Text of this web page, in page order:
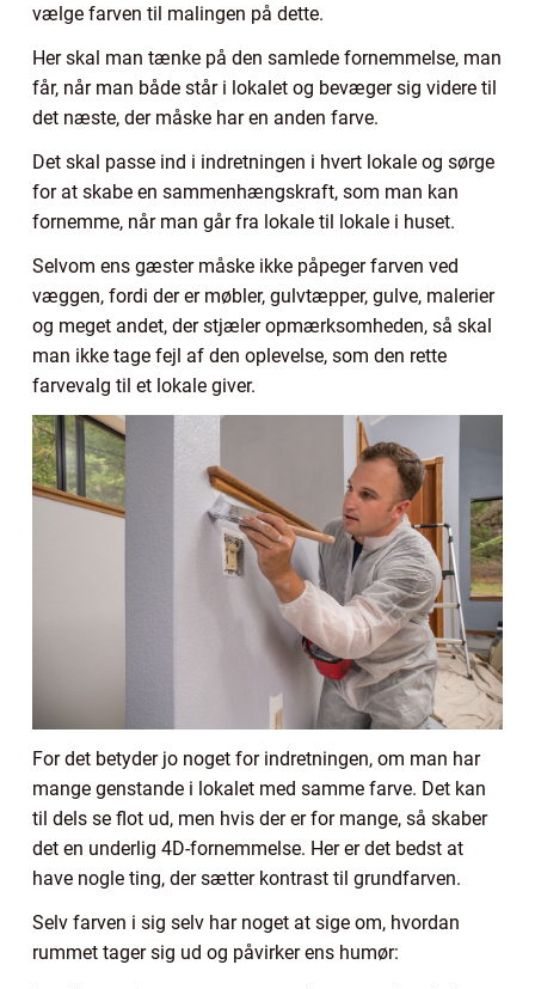
vælge farven til malingen på dette.
Her skal man tænke på den samlede fornemmelse, man
får, når man både står i lokalet og bevæger sig videre til
det næste, der måske har en anden farve.
Det skal passe ind i indretningen i hvert lokale og sørge
for at skabe en sammenhængskraft, som man kan
fornemme, når man går fra lokale til lokale i huset.
Selvom ens gæster måske ikke påpeger farven ved
væggen, fordi der er møbler, gulvtæpper, gulve, malerier
og meget andet, der stjæler opmærksomheden, så skal
man ikke tage fejl af den oplevelse, som den rette
farvevalg til et lokale giver.
For det betyder jo noget for indretningen, om man har
mange genstande i lokalet med samme farve. Det kan
til dels se flot ud, men hvis der er for mange, så skaber
det en underlig 4D-fornemmelse. Her er det bedst at
have nogle ting, der sætter kontrast til grundfarven.
Selv farven i sig selv har noget at sige om, hvordan
rummet tager sig ud og påvirker ens humør: